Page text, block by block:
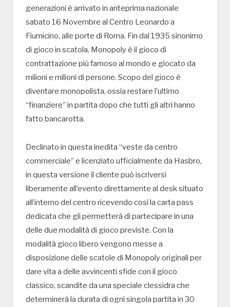
generazioni è arrivato in anteprima nazionale
sabato 16 Novembre al Centro Leonardo a
Fiumicino, alle porte di Roma. Fin dal 1935 sinonimo
di gioco in scatola, Monopoly è il gioco di
contrattazione più famoso al mondo e giocato da
milioni e milioni di persone. Scopo del gioco è
diventare monopolista, ossia restare l’ultimo
“finanziere” in partita dopo che tutti gli altri hanno
fatto bancarotta.
Declinato in questa inedita “veste da centro
commerciale” e licenziato ufficialmente da Hasbro,
in questa versione il cliente può iscriversi
liberamente all’evento direttamente al desk situato
all’interno del centro ricevendo così la carta pass
dedicata che gli permetterà di partecipare in una
delle due modalità di gioco previste. Con la
modalità gioco libero vengono messe a
disposizione delle scatole di Monopoly originali per
dare vita a delle avvincenti sfide con il gioco
classico, scandite da una speciale clessidra che
determinerà la durata di ogni singola partita in 30